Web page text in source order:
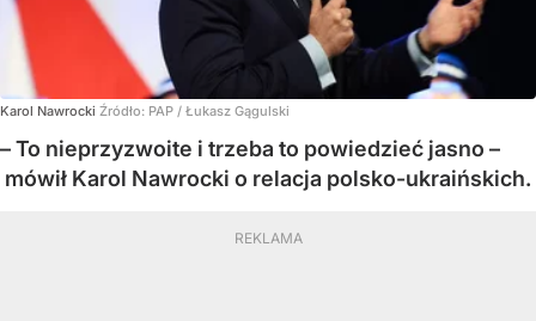
Karol Nawrocki Źródło: PAP / Łukasz Gągulski
– To nieprzyzwoite i trzeba to powiedzieć jasno –
mówił Karol Nawrocki o relacja polsko-ukraińskich.